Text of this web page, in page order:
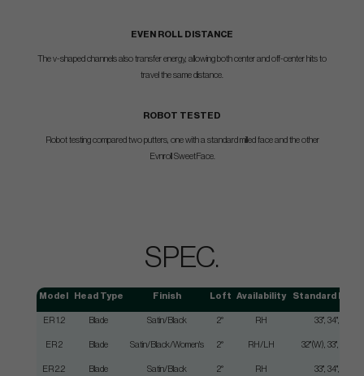
EVEN ROLL DISTANCE
The v-shaped channels also transfer energy, allowing both center and off-center hits to
travel the same distance.
ROBOT TESTED
Robot testing compared two putters, one with a standard milled face and the other
Evnroll SweetFace.
SPEC.
Model Head Type Finish Loft Availability Standard
ER 1.2 Blade Satin/Black 2° RH 33", 34", 35"
ER 2 Blade Satin/Black/Women's 2° RH/LH 32"(W), 33", 34",
ER 2.2 Blade Satin/Black 2° RH 33", 34", 35"